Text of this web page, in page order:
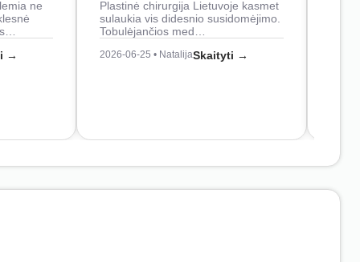
ne
→
Plastinė chirurgija Lietuvoje kasmet
sulaukia vis didesnio susidomėjimo.
Tobulėjančios med…
2026-06-25 • NatalijaSkaityti →